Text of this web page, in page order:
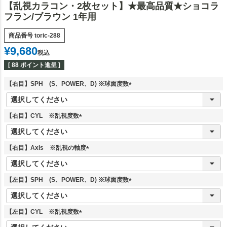
【乱視カラコン・2枚セット】★最高品質★ショコラ
フラン/ブラウン 1年用
商品番号 toric-288
¥9,680税込
[ 88 ポイント進呈 ]
【右目】SPH (S、POWER、D) ※球面度数
(
【右目】CYL ※乱視度数
(
須
【右目】Axis ※乱視の軸度
(
須
【左目】SPH (S、POWER、D) ※球面度数
(
【左目】CYL ※乱視度数
(